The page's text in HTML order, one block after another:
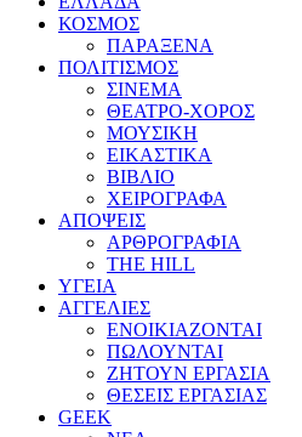
ΚΟΣΜΟΣ
ΠΑΡΑΞΕΝΑ
ΠΟΛΙΤΙΣΜΟΣ
ΣΙΝΕΜΑ
ΘΕΑΤΡΟ-ΧΟΡΟΣ
ΜΟΥΣΙΚΗ
ΕΙΚΑΣΤΙΚΑ
ΒΙΒΛΙΟ
ΧΕΙΡΟΓΡΑΦΑ
ΑΠΟΨΕΙΣ
ΑΡΘΡΟΓΡΑΦΙΑ
THE HILL
ΥΓΕΙΑ
ΑΓΓΕΛΙΕΣ
ΕΝΟΙΚΙΑΖΟΝΤΑΙ
ΠΩΛΟΥΝΤΑΙ
ΖΗΤΟΥΝ ΕΡΓΑΣΙΑ
ΘΕΣΕΙΣ ΕΡΓΑΣΙΑΣ
GEEK